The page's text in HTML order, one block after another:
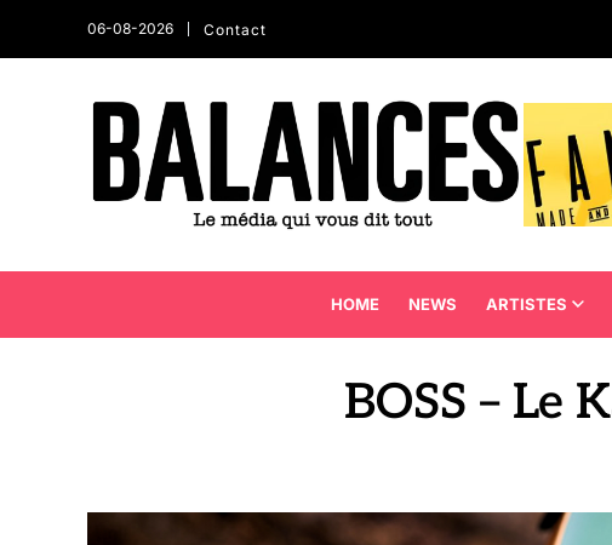
06-08-2026 Contact
HOME NEWS ARTISTES
BOSS – Le